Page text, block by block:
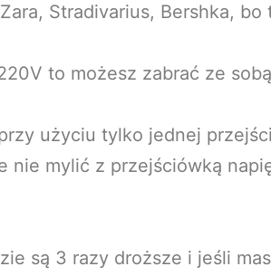
Stradivarius, Bershka,
to możesz zabrać ze
użyciu tylko jednej
nie mylić z przejściówką
są 3 razy droższe i jeśli